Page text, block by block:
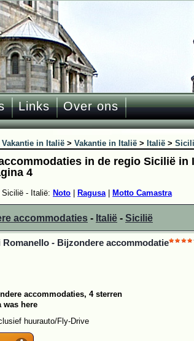
Links Over ons
Vakantie in Italië > Vakantie in Italië > Italië >
in de regio Sicilië in
4
Sicilië - Italië: Noto Ragusa| Motto Camastra
accommodaties - Italië - Sicilië
Romanello - Bijzondere accommodatie
accommodaties, 4 sterren
was here
huurauto/Fly-Drive